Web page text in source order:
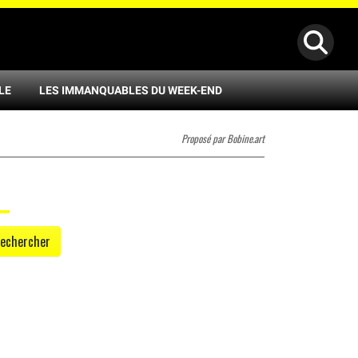
LES IMMANQUABLES DU WEEK-END
Proposé par Bobine.art